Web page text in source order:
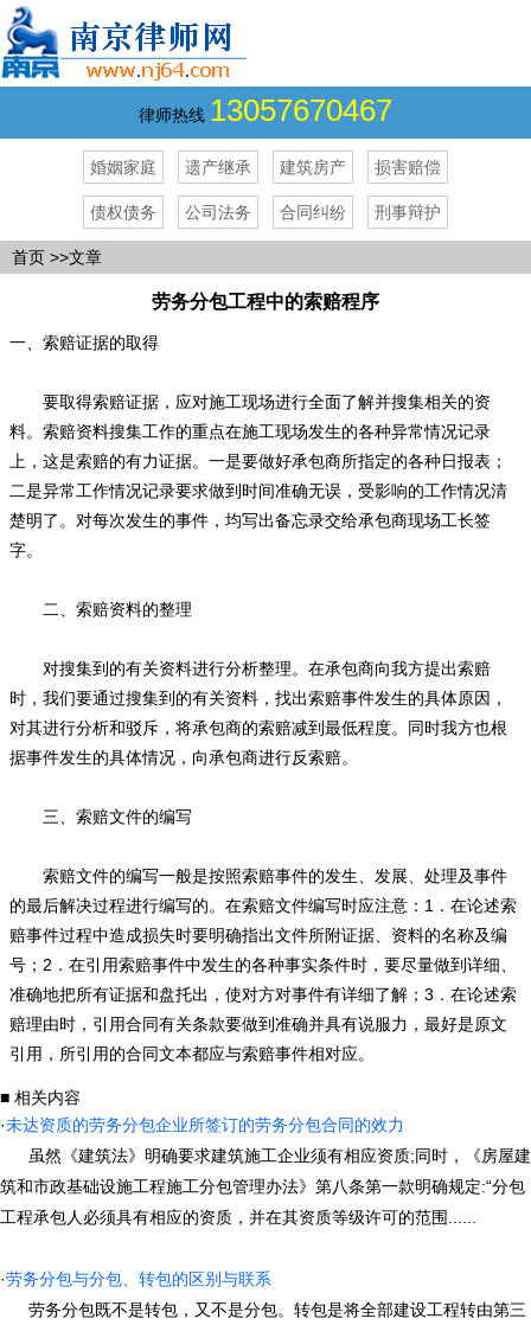
律师热线 13057670467
婚姻家庭 遗产继承 建筑房产 损害赔偿
债权债务 公司法务 合同纠纷 刑事辩护
首页 >>文章
劳务分包工程中的索赔程序
一、索赔证据的取得
要取得索赔证据，应对施工现场进行全面了解并搜集相关的资
料。索赔资料搜集工作的重点在施工现场发生的各种异常情况记录
上，这是索赔的有力证据。一是要做好承包商所指定的各种日报表；
二是异常工作情况记录要求做到时间准确无误，受影响的工作情况清
楚明了。对每次发生的事件，均写出备忘录交给承包商现场工长签
字。
二、索赔资料的整理
对搜集到的有关资料进行分析整理。在承包商向我方提出索赔
时，我们要通过搜集到的有关资料，找出索赔事件发生的具体原因，
对其进行分析和驳斥，将承包商的索赔减到最低程度。同时我方也根
据事件发生的具体情况，向承包商进行反索赔。
三、索赔文件的编写
索赔文件的编写一般是按照索赔事件的发生、发展、处理及事件
的最后解决过程进行编写的。在索赔文件编写时应注意：1．在论述索
赔事件过程中造成损失时要明确指出文件所附证据、资料的名称及编
号；2．在引用索赔事件中发生的各种事实条件时，要尽量做到详细、
准确地把所有证据和盘托出，使对方对事件有详细了解；3．在论述索
赔理由时，引用合同有关条款要做到准确并具有说服力，最好是原文
引用，所引用的合同文本都应与索赔事件相对应。
■ 相关内容
·未达资质的劳务分包企业所签订的劳务分包合同的效力
虽然《建筑法》明确要求建筑施工企业须有相应资质;同时，《房屋建
筑和市政基础设施工程施工分包管理办法》第八条第一款明确规定:“分包
工程承包人必须具有相应的资质，并在其资质等级许可的范围......
·劳务分包与分包、转包的区别与联系
劳务分包既不是转包，又不是分包。转包是将全部建设工程转由第三